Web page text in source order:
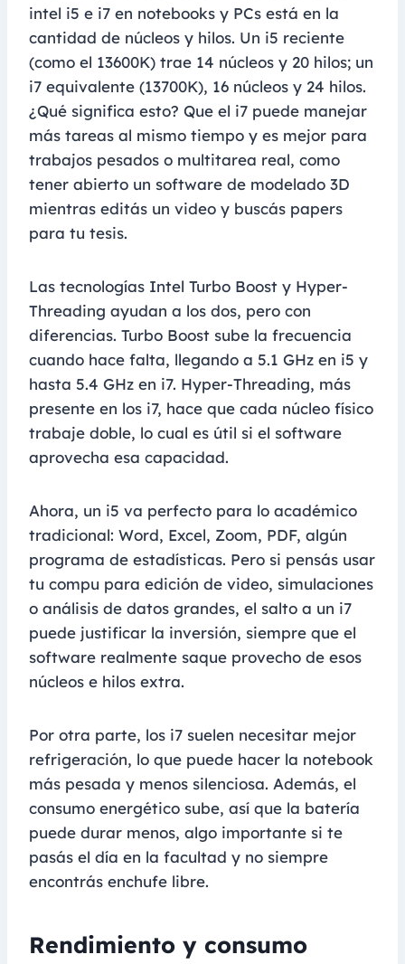
intel i5 e i7 en notebooks y PCs está en la
cantidad de núcleos y hilos. Un i5 reciente
(como el 13600K) trae 14 núcleos y 20 hilos; un
i7 equivalente (13700K), 16 núcleos y 24 hilos.
¿Qué significa esto? Que el i7 puede manejar
más tareas al mismo tiempo y es mejor para
trabajos pesados o multitarea real, como
tener abierto un software de modelado 3D
mientras editás un video y buscás papers
para tu tesis.
Las tecnologías Intel Turbo Boost y Hyper-
Threading ayudan a los dos, pero con
diferencias. Turbo Boost sube la frecuencia
cuando hace falta, llegando a 5.1 GHz en i5 y
hasta 5.4 GHz en i7. Hyper-Threading, más
presente en los i7, hace que cada núcleo físico
trabaje doble, lo cual es útil si el software
aprovecha esa capacidad.
Ahora, un i5 va perfecto para lo académico
tradicional: Word, Excel, Zoom, PDF, algún
programa de estadísticas. Pero si pensás usar
tu compu para edición de video, simulaciones
o análisis de datos grandes, el salto a un i7
puede justificar la inversión, siempre que el
software realmente saque provecho de esos
núcleos e hilos extra.
Por otra parte, los i7 suelen necesitar mejor
refrigeración, lo que puede hacer la notebook
más pesada y menos silenciosa. Además, el
consumo energético sube, así que la batería
puede durar menos, algo importante si te
pasás el día en la facultad y no siempre
encontrás enchufe libre.
Rendimiento y consumo